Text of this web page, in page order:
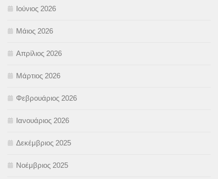
Ιούνιος 2026
Μάιος 2026
Απρίλιος 2026
Μάρτιος 2026
Φεβρουάριος 2026
Ιανουάριος 2026
Δεκέμβριος 2025
Νοέμβριος 2025